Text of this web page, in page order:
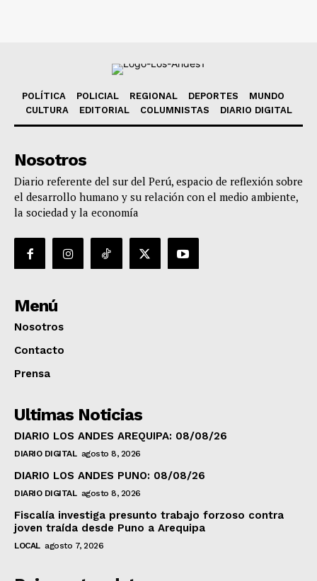
POLÍTICA POLICIAL REGIONAL DEPORTES
MUNDO
CULTURA
EDITORIAL COLUMNISTAS DIARIO DIGITAL
Nosotros
Diario referente del sur del Perú, espacio de reflexión sobre
el desarrollo humano y su relación con el medio ambiente,
la sociedad y la economía
Menú
Nosotros
Contacto
Prensa
Ultimas Noticias
DIARIO LOS ANDES AREQUIPA: 08/08/26
DIARIO DIGITAL agosto 8, 2026
DIARIO LOS ANDES PUNO: 08/08/26
DIARIO DIGITAL agosto 8, 2026
Fiscalía investiga presunto trabajo forzoso contra
joven traída desde Puno a Arequipa
LOCAL agosto 7, 2026